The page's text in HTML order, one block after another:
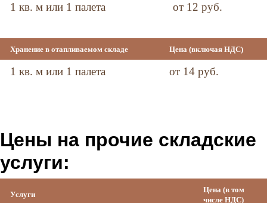
1 кв. м или 1 палета от 12 руб.
Хранение в отапливаемом складе Цена (включая НДС)
1 кв. м или 1 палета от 14 руб.
Цены на прочие складские
услуги:
Услуги
Цена (в том
числе НДС)